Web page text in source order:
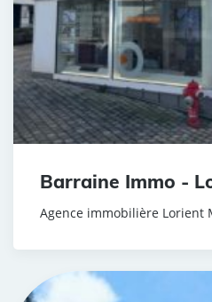
Barraine Immo -
Agence immobilière Lorient